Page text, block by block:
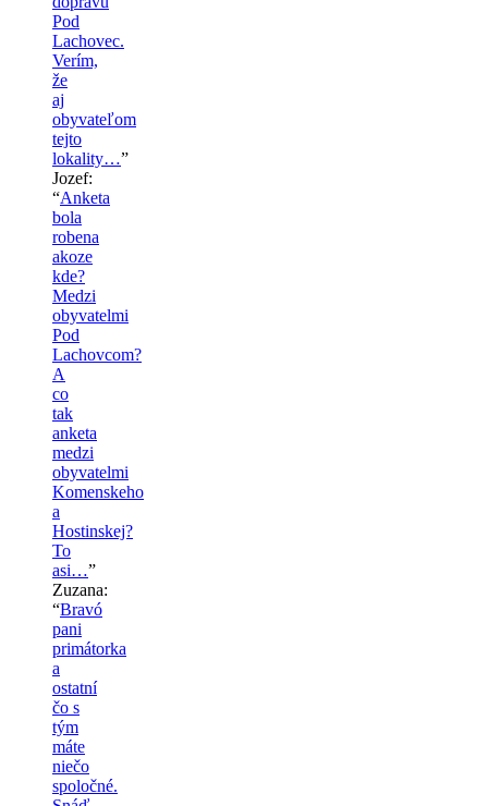
Pod
Lachovec.
Verím,
že
aj
obyvateľom
tejto
lokality…”
Jozef:
“Anketa
bola
robena
akoze
kde?
Medzi
obyvatelmi
Pod
Lachovcom?
A
co
tak
anketa
medzi
obyvatelmi
Komenskeho
a
Hostinskej?
To
asi…”
Zuzana:
“Bravó
pani
primátorka
a
ostatní
čo s
tým
máte
niečo
spoločné.